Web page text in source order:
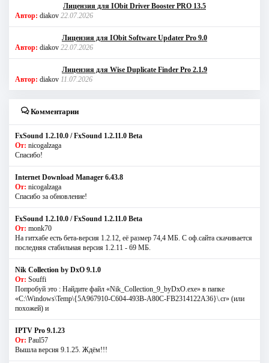
Лицензия для IObit Driver Booster PRO 13.5
Автор: diakov 22.07.2026
Лицензия для IObit Software Updater Pro 9.0
Автор: diakov 22.07.2026
Лицензия для Wise Duplicate Finder Pro 2.1.9
Автор: diakov 11.07.2026
Комментарии
FxSound 1.2.10.0 / FxSound 1.2.11.0 Beta
От: nicogalzaga
Спасибо!
Internet Download Manager 6.43.8
От: nicogalzaga
Спасибо за обновление!
FxSound 1.2.10.0 / FxSound 1.2.11.0 Beta
От: monk70
На гитхабе есть бета-версия 1.2.12, её размер 74,4 МБ. С оф.сайта скачивается
последняя стабильная версия 1.2.11 - 69 МБ.
Nik Collection by DxO 9.1.0
От: Souffi
Попробуй это : Найдите файл «Nik_Collection_9_byDxO.exe» в папке
«C:\Windows\Temp\{5A967910-C604-493B-A80C-FB2314122A36}\.cr» (или
похожей) и
IPTV Pro 9.1.23
От: Paul57
Вышла версия 9.1.25. Ждём!!!